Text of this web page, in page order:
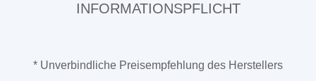
INFORMATIONSPFLICHT
* Unverbindliche Preisempfehlung des Herstellers